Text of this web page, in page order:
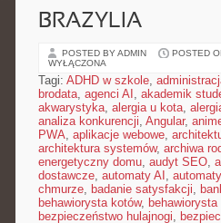
BRAZYLIA
POSTED BY ADMIN POSTED
WYŁĄCZONA
Tagi: ADHD w szkole,
brodata, agenci AI , akademik
akwarystyka, alergia u kota,
analiza konkurencji, Angular,
PWA, aplikacje webowe,
architektura systemów, archiwa
energetyczny domu, audyt SEO,
dostawcze, automaty AI ,
chmurze, badanie satysfakcji,
behawiorysta kotów, behawiorysta
bezpieczeństwo hulajnogi,